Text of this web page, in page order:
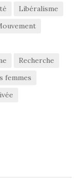
Libéralisme
Recherche
femmes